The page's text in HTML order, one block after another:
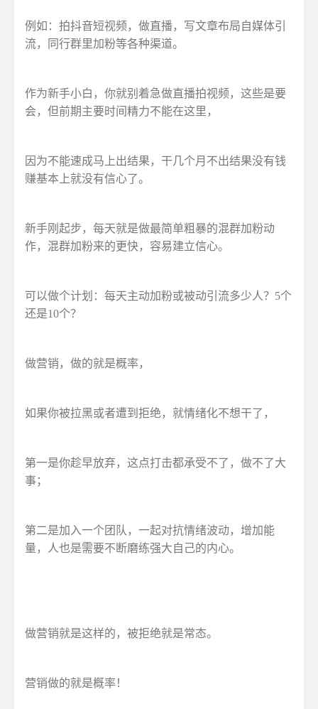
例如：拍抖音短视频，做直播，写文章布局自媒体引
流，同行群里加粉等各种渠道。
作为新手小白，你就别着急做直播拍视频，这些是要
会，但前期主要时间精力不能在这里，
因为不能速成马上出结果，干几个月不出结果没有钱
赚基本上就没有信心了。
新手刚起步，每天就是做最简单粗暴的混群加粉动
作，混群加粉来的更快，容易建立信心。
可以做个计划：每天主动加粉或被动引流多少人？5个
还是10个？
做营销，做的就是概率，
如果你被拉黑或者遭到拒绝，就情绪化不想干了，
第一是你趁早放弃，这点打击都承受不了，做不了大
事；
第二是加入一个团队，一起对抗情绪波动，增加能
量，人也是需要不断磨练强大自己的内心。
做营销就是这样的，被拒绝就是常态。
营销做的就是概率！